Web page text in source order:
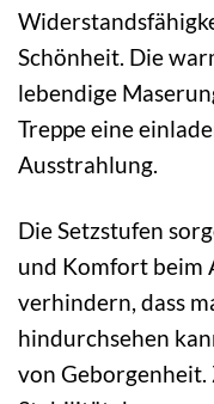
Schönheit. Die
lebendige
Treppe eine
Ausstrahlung.
Die Setzstufen
und Komfort beim
verhindern, dass
hindurchsehen
von Geborgenheit.